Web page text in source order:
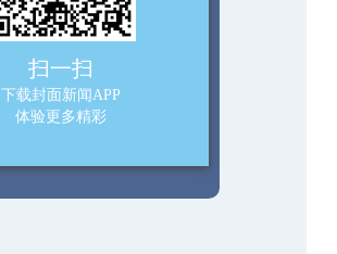
扫一扫
下载封面新闻APP
体验更多精彩